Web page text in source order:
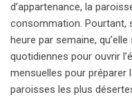
d’appartenance, la
consommation. Pourtant,
heure par semaine,
quotidiennes pour ouvrir
mensuelles pour préparer
paroisses les plus